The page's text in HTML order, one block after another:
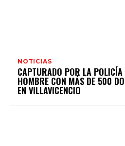
NOTICIAS
CAPTURADO POR LA
HOMBRE CON MÁS DE 500
EN VILLAVICENCIO